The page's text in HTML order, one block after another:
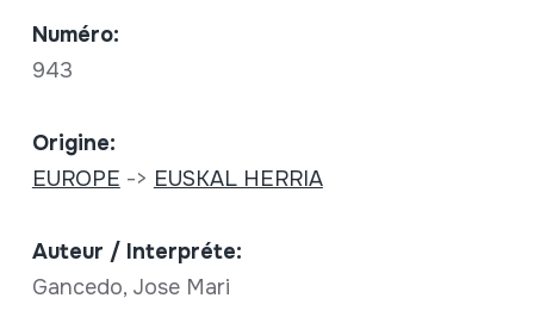
Numéro:
943
Origine:
EUROPE -> EUSKAL HERRIA
Auteur / Interpréte:
Gancedo, Jose Mari